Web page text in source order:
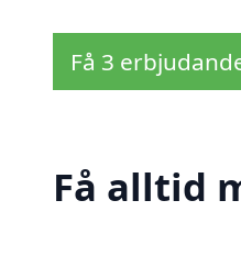
Få 3
Få alltid